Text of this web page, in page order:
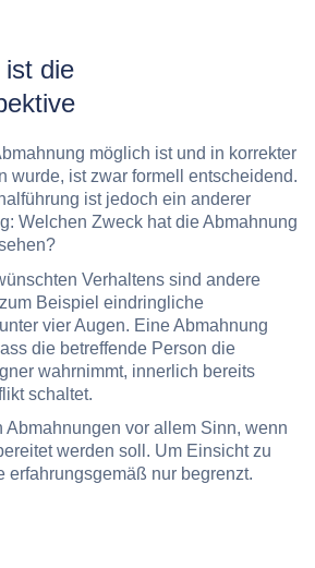
ist die
möglich ist und in korrekter
wurde, ist zwar formell entscheidend.
ist jedoch ein anderer
Welchen Zweck hat die Abmahnung
Verhaltens sind andere
Beispiel eindringliche
vier Augen. Eine Abmahnung
die betreffende Person die
wahrnimmt, innerlich bereits
schaltet.
Abmahnungen vor allem Sinn, wenn
werden soll. Um Einsicht zu
erfahrungsgemäß nur begrenzt.